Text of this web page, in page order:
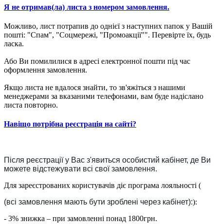
Я не отримав(ла) листа з номером замовлення.
Можливо, лист потрапив до однієї з наступних папок у Вашій
пошті: "Спам", "Соцмережі, "Промоакції"". Перевірте їх, будь
ласка.
Або Ви помилилися в адресі електронної пошти під час
оформлення замовлення.
Якщо листа не вдалося знайти, то зв'яжіться з нашими
менеджерами за вказаними телефонами, вам буде надіслано
листа повторно.
Навіщо потрібна реєстрація на сайті?
Після реєстрації у Вас з'явиться особистий кабінет, де Ви
можете відстежувати всі свої замовлення.
Для зареєстрованих користувачів діє програма лояльності (
(всі замовлення мають бути зроблені через кабінет):):
- 3% знижка – при замовленні понад 1800грн.